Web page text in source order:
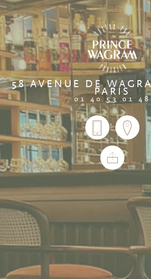
58 AVENUE DE
PARIS
01 40 53 01 48